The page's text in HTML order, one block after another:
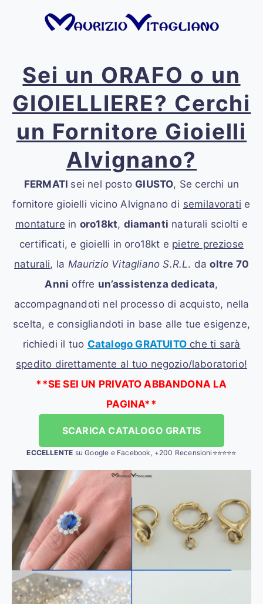
Sei un ORAFO o un
GIOIELLIERE? Cerchi
un Fornitore Gioielli
Alvignano?
FERMATI sei nel posto GIUSTO, Se cerchi un
fornitore gioielli vicino Alvignanodi semilavorati e
montature in oro18kt, diamanti naturali sciolti e
certificati, e gioielli in oro18kt e pietre preziose
naturali, la Maurizio Vitagliano S.R.L. daoltre 70
Anni offre un’assistenza dedicata,
accompagnandoti nel processo di acquisto, nella
scelta, e consigliandoti in base alle tue esigenze,
richiedi il tuo Catalogo GRATUITOche ti sarà
spedito direttamente al tuo negozio/laboratorio!
**SE SEI UN PRIVATO ABBANDONA LA
PAGINA**
SCARICA CATALOGO GRATIS
ECCELLENTE su Google e Facebook, +200 Recensioni⭐⭐⭐⭐⭐